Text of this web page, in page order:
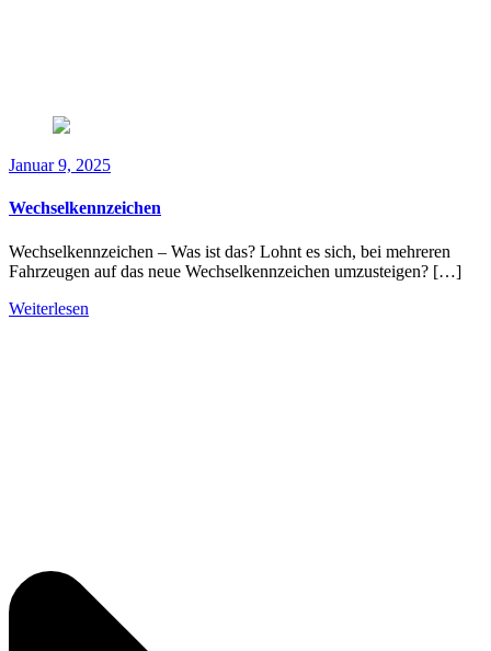
Januar 9, 2025
Wechselkennzeichen
Wechselkennzeichen – Was ist das? Lohnt es sich, bei mehreren
Fahrzeugen auf das neue Wechselkennzeichen umzusteigen? […]
Weiterlesen